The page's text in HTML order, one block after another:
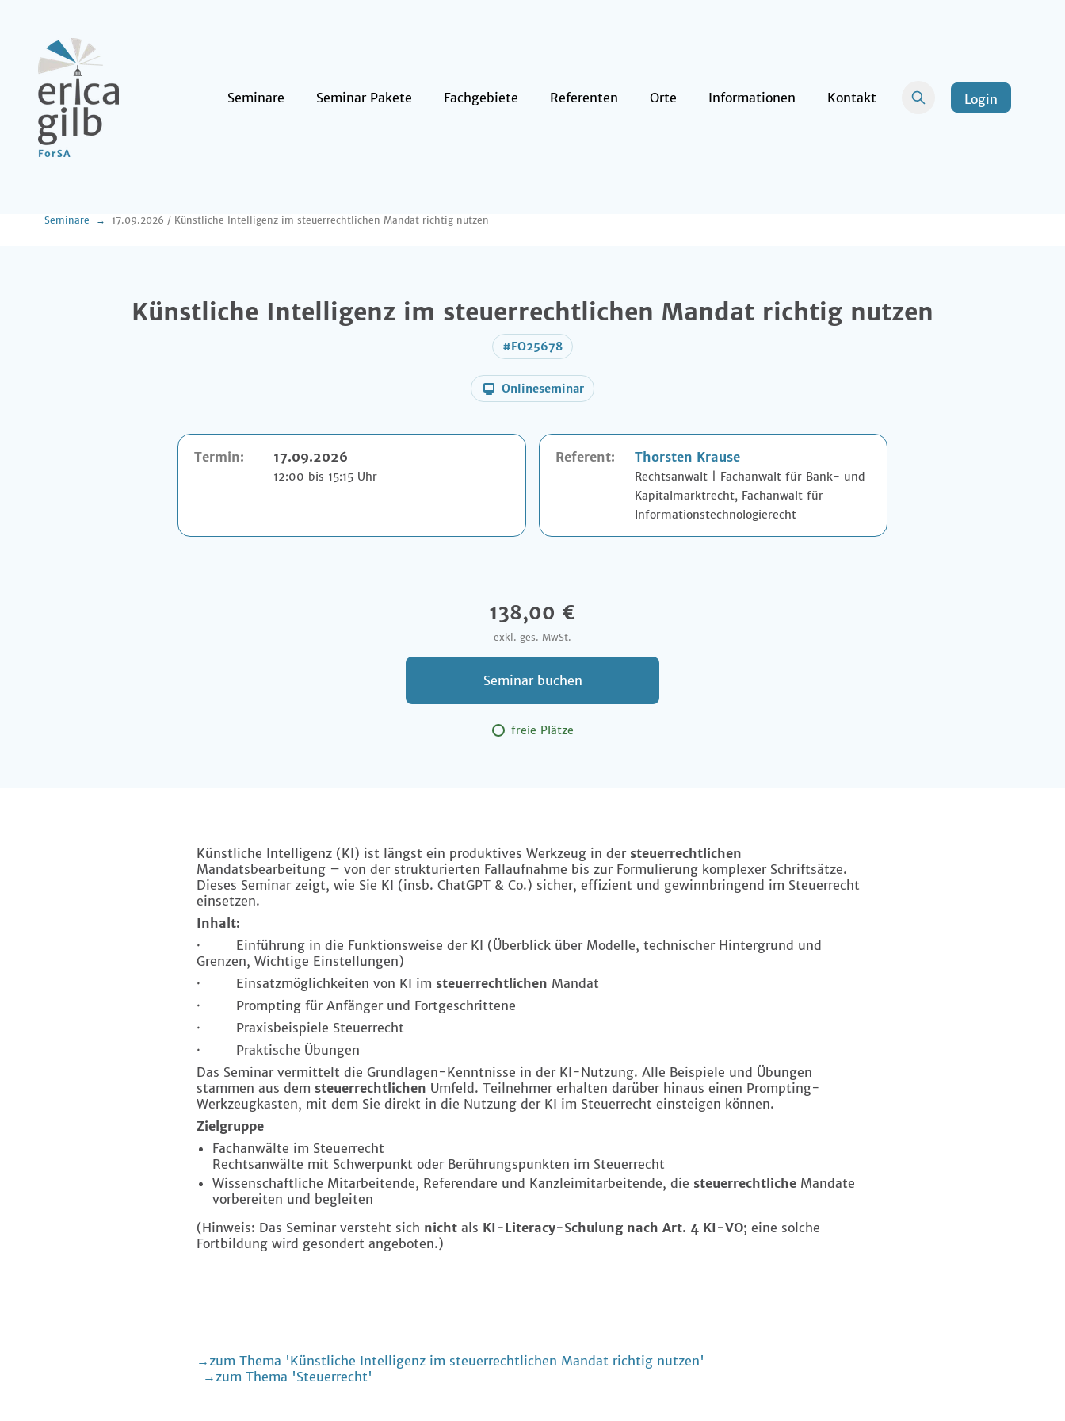
Seminare Seminar Pakete Fachgebiete Referenten Orte Informationen Kontakt Login
Seminare 17.09.2026 / Künstliche Intelligenz im steuerrechtlichen Mandat richtig nutzen
Künstliche Intelligenz im steuerrechtlichen Mandat richtig nutzen
#FO25678
Onlineseminar
Termin: 17.09.2026
12:00 bis 15:15 Uhr
Referent: Thorsten Krause
Rechtsanwalt | Fachanwalt für Bank- und
Kapitalmarktrecht, Fachanwalt für
Informationstechnologierecht
138,00 €
exkl. ges. MwSt.
Seminar buchen
freie Plätze
Künstliche Intelligenz (KI) ist längst ein produktives Werkzeug in der steuerrechtlichen
Mandatsbearbeitung – von der strukturierten Fallaufnahme bis zur Formulierung komplexer Schriftsätze.
Dieses Seminar zeigt, wie Sie KI (insb. ChatGPT & Co.) sicher, effizient und gewinnbringend im Steuerrecht
einsetzen.
Inhalt:
· Einführung in die Funktionsweise der KI (Überblick über Modelle, technischer Hintergrund und
Grenzen, Wichtige Einstellungen)
· Einsatzmöglichkeiten von KI im steuerrechtlichen Mandat
· Prompting für Anfänger und Fortgeschrittene
· Praxisbeispiele Steuerrecht
· Praktische Übungen
Das Seminar vermittelt die Grundlagen-Kenntnisse in der KI-Nutzung. Alle Beispiele und Übungen
stammen aus dem steuerrechtlichen Umfeld. Teilnehmer erhalten darüber hinaus einen Prompting-
Werkzeugkasten, mit dem Sie direkt in die Nutzung der KI im Steuerrecht einsteigen können.
Zielgruppe
Fachanwälte im Steuerrecht
Rechtsanwälte mit Schwerpunkt oder Berührungspunkten im Steuerrecht
Wissenschaftliche Mitarbeitende, Referendare und Kanzleimitarbeitende, die steuerrechtliche Mandate
vorbereiten und begleiten
(Hinweis: Das Seminar versteht sich nicht als KI-Literacy-Schulung nach Art. 4 KI-VO; eine solche
Fortbildung wird gesondert angeboten.)
zum Thema 'Künstliche Intelligenz im steuerrechtlichen Mandat richtig nutzen'
zum Thema 'Steuerrecht'